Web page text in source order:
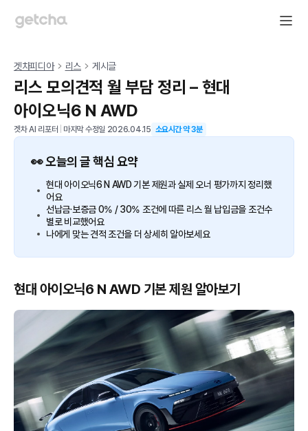
겟차피디아 리스 게시글
리스 모의견적 월 부담 정리 – 현대
아이오닉6 N AWD
겟차 AI 리포터 마지막 수정일 2026.04.15 소요시간 약3분
👀 오늘의 글 핵심 요약
현대 아이오닉6 N AWD 기본 제원과 실제 오너 평가까지 정리했
어요
선납금·보증금 0% / 30% 조건에 따른 리스 월 납입금을 조건수
별로 비교했어요
나에게 맞는 견적 조건을 더 상세히 알아보세요
현대 아이오닉6 N AWD 기본 제원 알아보기